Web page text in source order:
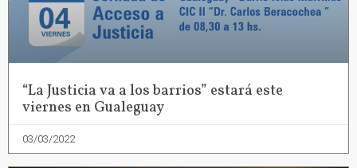
“La Justicia va a los barrios” estará este
viernes en Gualeguay
03/03/2022